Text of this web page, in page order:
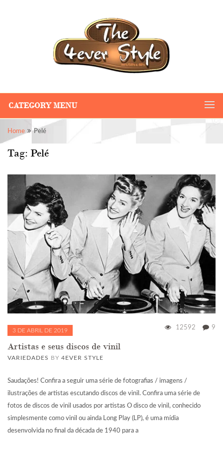
CATEGORY MENU
Home Pelé
Tag: Pelé
3 DE ABRIL DE 2019 12592 9
Artistas e seus discos de vinil
VARIEDADES BY 4EVER STYLE
Saudações! Confira a seguir uma série de fotografias / imagens /
ilustrações de artistas escutando discos de vinil. Confira uma série de
fotos de discos de vinil usados por artistas O disco de vinil, conhecido
simplesmente como vinil ou ainda Long Play (LP), é uma mídia
desenvolvida no final da década de 1940 para a